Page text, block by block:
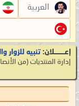
العربية
إعـــــــلان: تنبيه للزوار
إدارة المنتديات ‏(من